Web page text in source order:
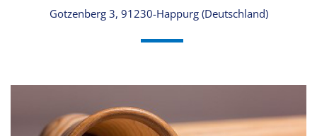
Gotzenberg 3, 91230-Happurg (Deutschland)